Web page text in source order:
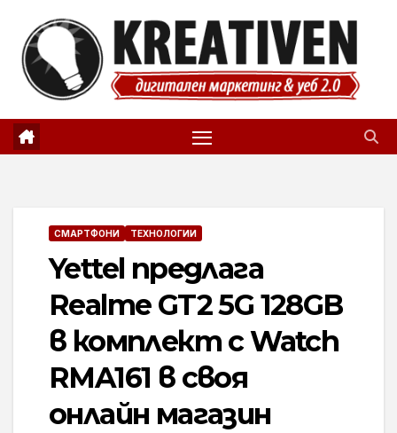
content
СМАРТФОНИ ТЕХНОЛОГИИ
Yettel предлага
Realme GT2 5G 128GB
в комплект с Watch
RMA161 в своя
онлайн магазин